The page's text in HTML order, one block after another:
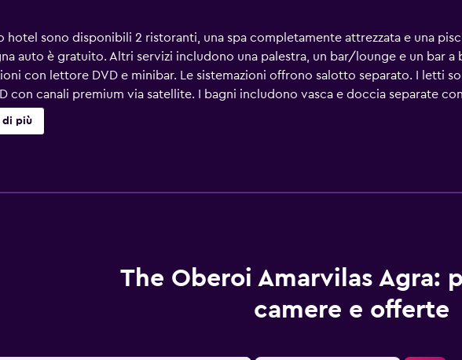
hotel sono disponibili 2 ristoranti, una spa completamente attrezzata e una
auto è gratuito. Altri servizi includono una palestra, un bar/lounge e un bar a
con lettore DVD e minibar. Le sistemazioni offrono salotto separato. I letti
con canali premium via satellite. I bagni includono vasca e doccia separate
pantofole e set di cortesia firmati. Durante il tuo soggiorno puoi navigare su
dotazioni business comprendono scrivania, quotidiani gratuiti e telefono. Le
di più
The Oberoi Amarvilas Agra:
camere e offerte